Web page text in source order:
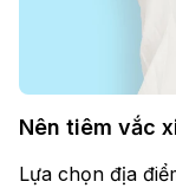
Nên tiêm vắc
Lựa chọn địa